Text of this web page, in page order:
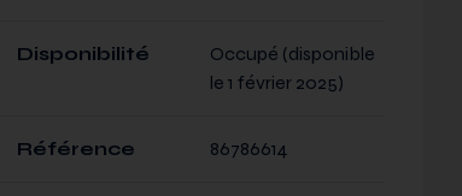
Disponibilité
Occupé (disponible
le 1 février 2025)
Référence 86786614